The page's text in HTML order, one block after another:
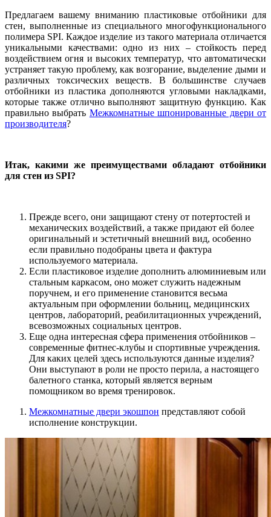
Предлагаем вашему вниманию пластиковые отбойники для
стен, выполненные из специального многофункционального
полимера SPI. Каждое изделие из такого материала отличается
уникальными качествами: одно из них – стойкость перед
воздействием огня и высоких температур, что автоматически
устраняет такую проблему, как возгорание, выделение дыми и
различных токсических веществ. В большинстве случаев
отбойники из пластика дополняются угловыми накладками,
которые также отлично выполняют защитную функцию. Как
правильно выбрать Межкомнатные шпонированные двери от
производителя?
Итак, какими же преимуществами обладают отбойники
для стен из SPI?
Прежде всего, они защищают стену от потертостей и
механических воздействий, а также придают ей более
оригинальный и эстетичный внешний вид, особенно
если правильно подобраны цвета и фактура
используемого материала.
Если пластиковое изделие дополнить алюминиевым или
стальным каркасом, оно может служить надежным
поручнем, и его применение становится весьма
актуальным при оформлении больниц, медицинских
центров, лабораторий, реабилитационных учреждений,
всевозможных социальных центров.
Еще одна интересная сфера применения отбойников –
современные фитнес-клубы и спортивные учреждения.
Для каких целей здесь используются данные изделия?
Они выступают в роли не просто перила, а настоящего
балетного станка, который является верным
помощником во время тренировок.
Межкомнатные двери экошпон представляют собой
исполнение конструкции.